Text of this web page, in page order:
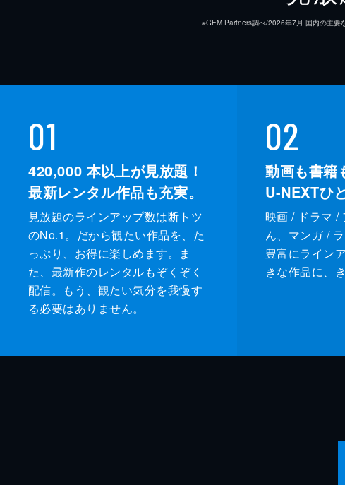
※GEM Partners調べ/2026年7⽉ 国内の主要
01
420,000 本以上が見放題！
最新レンタル作品も充実。
見放題のラインアップ数は断トツ
のNo.1。だから観たい作品を、た
っぷり、お得に楽しめます。ま
た、最新作のレンタルもぞくぞく
配信。もう、観たい気分を我慢す
る必要はありません。
02
動画も書籍
U-NEXTひ
映画 / ドラマ /
ん、マンガ /
豊富にライン
きな作品に、